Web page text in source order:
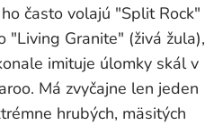
často volajú "Split Rock"
"Living Granite" (živá žula),
imituje úlomky skál v
Má zvyčajne len jeden
hrubých, mäsitých